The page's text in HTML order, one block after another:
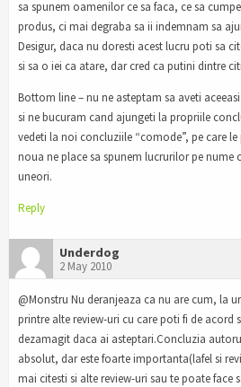
sa spunem oamenilor ce sa faca, ce sa
produs, ci mai degraba sa ii indemnam sa
Desigur, daca nu doresti acest lucru poti sa
si sa o iei ca atare, dar cred ca putini dintre
Bottom line – nu ne asteptam sa aveti
si ne bucuram cand ajungeti la propriile
vedeti la noi concluziile “comode”, pe care
noua ne place sa spunem lucrurilor pe nume
uneori.
Reply
Underdog
2 May 2010
@Monstru Nu deranjeaza ca nu are cum, la
printre alte review-uri cu care poti fi de acord
dezamagit daca ai asteptari.Concluzia
absolut, dar este foarte importanta(lafel si
mai citesti si alte review-uri sau te poate face